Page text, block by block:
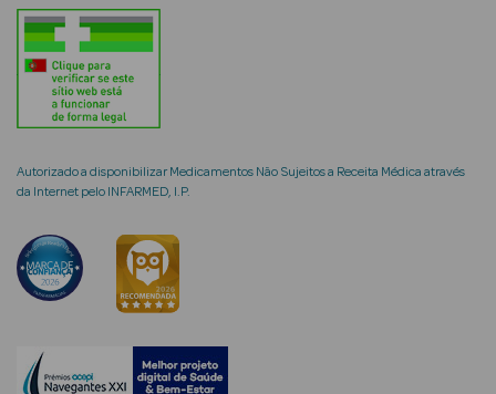
Rosto e
Ver Tudo
Cosmética
Hidratantes
Séruns Faciais
Creme de Olhos
envelhecimento
Autorizado a disponibilizar Medicamentos Não Sujeitos a Receita Médica através
da Internet pelo INFARMED, I.P.